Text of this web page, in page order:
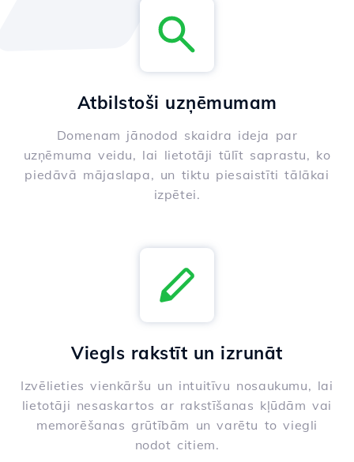
Atbilstoši uzņēmumam
Domenam jānodod skaidra ideja par
uzņēmuma veidu, lai lietotāji tūlīt saprastu, ko
piedāvā mājaslapa, un tiktu piesaistīti tālākai
izpētei.
Viegls rakstīt un izrunāt
Izvēlieties vienkāršu un intuitīvu nosaukumu, lai
lietotāji nesaskartos ar rakstīšanas kļūdām vai
memorēšanas grūtībām un varētu to viegli
nodot citiem.